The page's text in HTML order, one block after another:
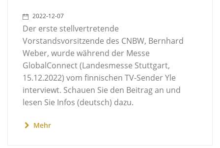
2022-12-07
Der erste stellvertretende
Vorstandsvorsitzende des CNBW, Bernhard
Weber, wurde während der Messe
GlobalConnect (Landesmesse Stuttgart,
15.12.2022) vom finnischen TV-Sender Yle
interviewt. Schauen Sie den Beitrag an und
lesen Sie Infos (deutsch) dazu.
Mehr